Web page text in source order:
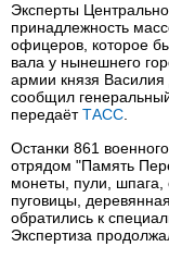
Эксперты
принадлежность
офицеров, которое
вала у нынешнего
армии князя Василия
сообщил
передаётТАСС
Останки 861
отрядом "Память
монеты, пули, шпага,
пуговицы,
обратились к
Экспертиза